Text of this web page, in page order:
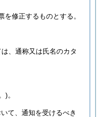
修正するものとする。
、通称又は氏名のカタ
)。
て、通知を受けるべき